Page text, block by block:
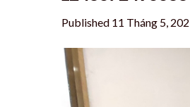
Published 11 Tháng 5,